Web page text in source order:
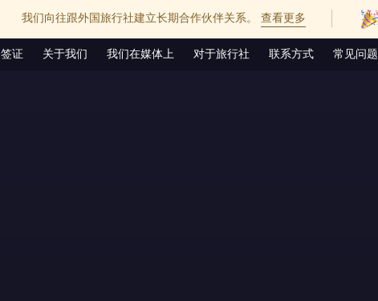
我们向往跟外国旅行社建立长期合作伙伴关系。 查看更多
签证 关于我们 我们在媒体上 对于旅行社 联系方式 常见问题